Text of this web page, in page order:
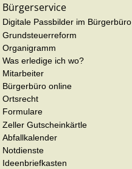
Bürgerservice
Digitale Passbilder im Bürgerbüro
Grundsteuerreform
Organigramm
Was erledige ich wo?
Mitarbeiter
Bürgerbüro online
Ortsrecht
Formulare
Zeller Gutscheinkärtle
Abfallkalender
Notdienste
Ideenbriefkasten